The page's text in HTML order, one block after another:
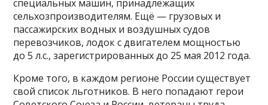
специальных машин, принадлежащих
сельхозпроизводителям. Ещё — грузовых и
пассажирских водных и воздушных судов
перевозчиков, лодок с двигателем мощностью
до 5 л.с., зарегистрированных до 25 мая 2012 года.
Кроме того, в каждом регионе России существует
свой список льготников. В него попадают герои